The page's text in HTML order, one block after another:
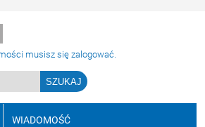
musisz się zalogować.
WIADOMOŚĆ